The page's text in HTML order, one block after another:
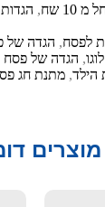
10 שח ,
לפסח, הגדה של
, הגדה של
הילד, מתנת חג
מוצרים